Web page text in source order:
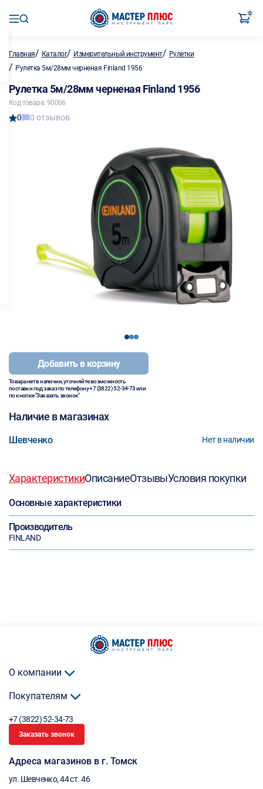
0
Главная/ Каталог/ Измерительный инструмент/ Рулетки
/ Рулетка 5м/28мм черненая Finland 1956
Рулетка 5м/28мм черненая Finland 1956
Код товара: 90066
0 0 отзывов
123
Добавить в корзину
Товара нет в наличии, уточняйте возможность
поставки под заказ по телефону+7 (3822) 52-34-73или
по кнопке "Заказать звонок"
Наличие в магазинах
Шевченко Нет в наличии
ХарактеристикиОписаниеОтзывыУсловия покупки
Основные характеристики
Производитель
FINLAND
О компании
Покупателям
+7 (3822) 52-34-73
Заказать звонок
Адреса магазинов в г. Томск
ул. Шевченко, 44 ст. 46